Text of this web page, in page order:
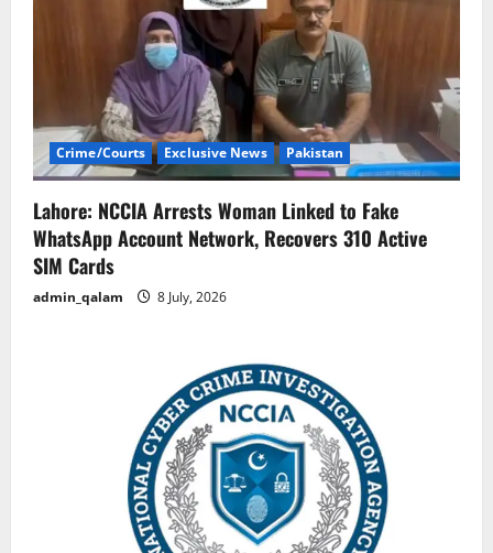
Crime/Courts Exclusive News Pakistan
Lahore: NCCIA Arrests Woman Linked to Fake
WhatsApp Account Network, Recovers 310 Active
SIM Cards
admin_qalam 8 July, 2026